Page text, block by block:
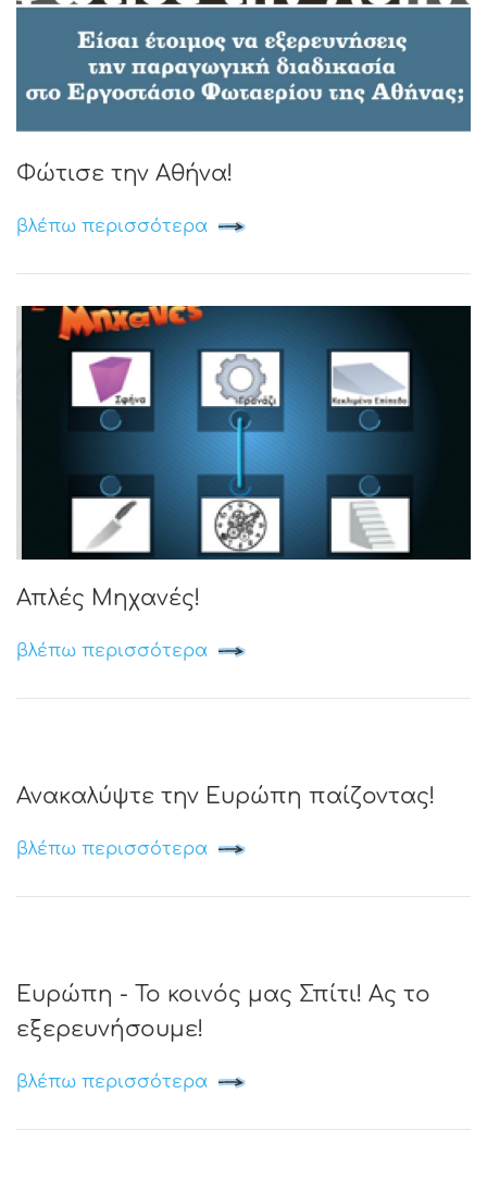
Φώτισε την Αθήνα!
βλέπω περισσότερα
Απλές Μηχανές!
βλέπω περισσότερα
Ανακαλύψτε την Ευρώπη παίζοντας!
βλέπω περισσότερα
Ευρώπη - Το κοινός μας Σπίτι! Ας το
εξερευνήσουμε!
βλέπω περισσότερα